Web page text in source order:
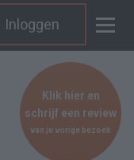
Inloggen
Klik hier en
schrijf een review
van je vorige bezoek